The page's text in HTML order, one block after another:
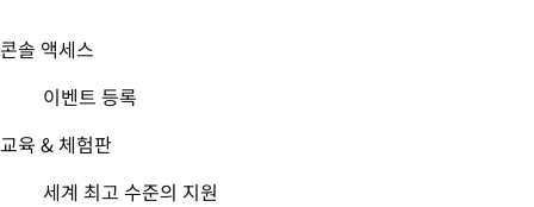
콘솔 액세스
이벤트 등록
교육 & 체험판
세계 최고 수준의 지원